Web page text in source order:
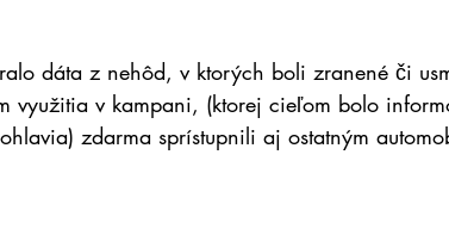
dáta z nehôd, v ktorých boli zranené či
využitia v kampani, (ktorej cieľom bolo
zdarma sprístupnili aj ostatným